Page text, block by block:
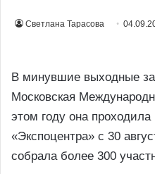
Светлана Тарасова
В минувшие выходные
Московская
этом году она
«Экспоцентра» с 30
собрала более 300